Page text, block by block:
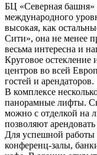
БЦ «Северная башня»
международного
высокая, как
Сити», она не менее
весьма интересна и
Круговое остекление
центров во всей
гостей и арендаторов.
В комплексе
панорамные лифты.
можно с отделкой на
позволяют
Для успешной
конференц-залы,